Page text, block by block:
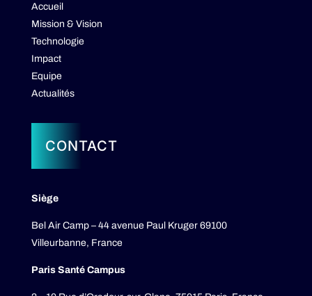
Accueil
Mission & Vision
Technologie
Impact
Equipe
Actualités
CONTACT
Siège
Bel Air Camp – 44 avenue Paul Kruger 69100
Villeurbanne, France
Paris Santé Campus